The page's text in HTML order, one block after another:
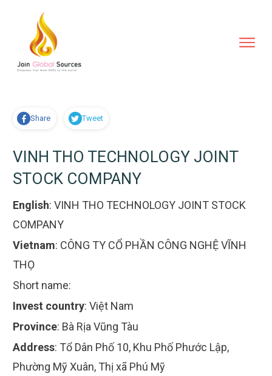
Share Tweet
VINH THO TECHNOLOGY JOINT
STOCK COMPANY
English: VINH THO TECHNOLOGY JOINT STOCK
COMPANY
Vietnam: CÔNG TY CỔ PHẦN CÔNG NGHỆ VĨNH
THỌ
Short name:
Invest country: Việt Nam
Province: Bà Rịa Vũng Tàu
Address: Tổ Dân Phố 10, Khu Phố Phước Lập,
Phường Mỹ Xuân, Thị xã Phú Mỹ